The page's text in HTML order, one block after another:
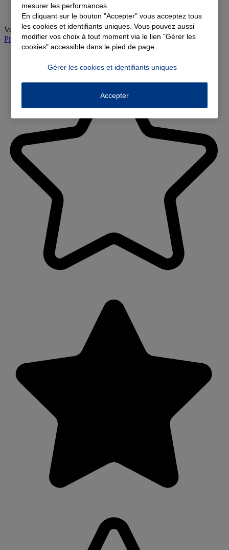
Vendredi: 09:00-12:00, 14:00-18:00
Prendre rendez-vous à l'agence
mesurer les performances.
En cliquant sur le bouton "Accepter" vous acceptez tous
les cookies et identifiants uniques. Vous pouvez aussi
modifier vos choix à tout moment via le lien "Gérer les
cookies" accessible dans le pied de page.
Gérer les cookies et identifiants uniques
Accepter